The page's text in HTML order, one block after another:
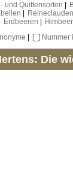
und Quittensorten
Reineclauden
Erdbeeren
[_] Nummer
Die